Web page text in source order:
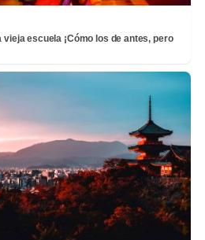
vieja escuela ¡Cómo los de antes, pero